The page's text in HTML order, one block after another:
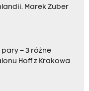
Marek Zuber
– 3 różne
Hoff z Krakowa